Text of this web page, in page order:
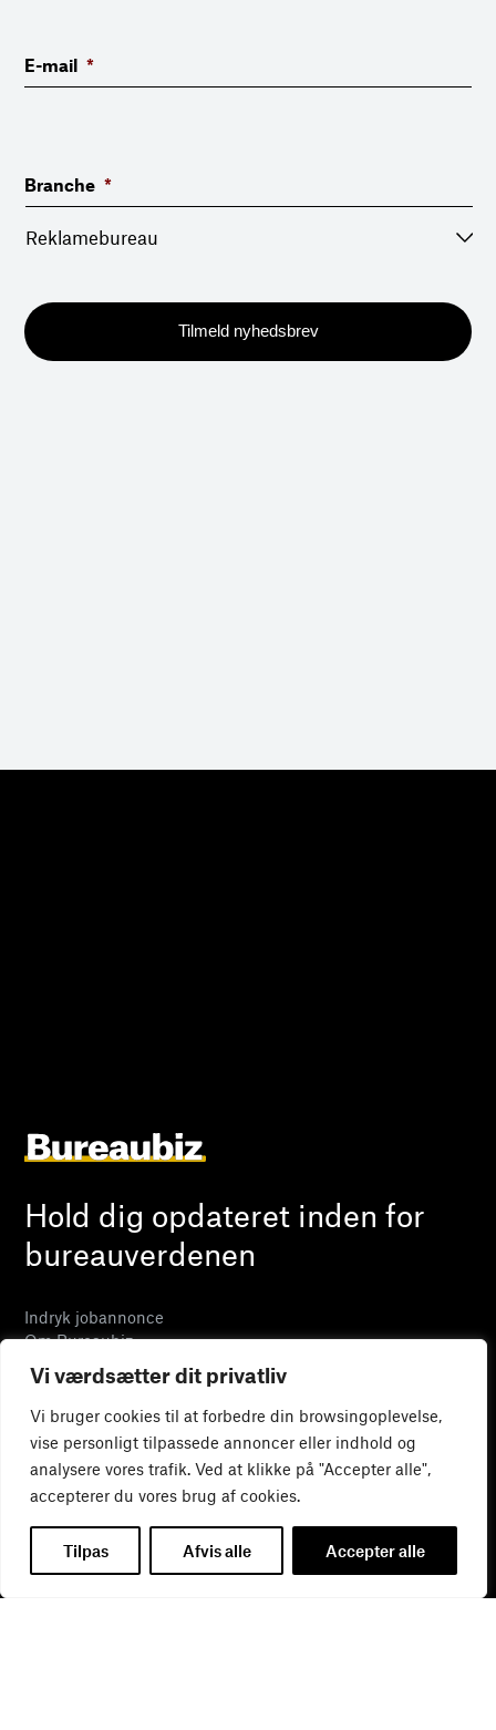
Vi værdsætter dit privatliv
Vi bruger cookies til at forbedre din browsingoplevelse,
vise personligt tilpassede annoncer eller indhold og
analysere vores trafik. Ved at klikke på "Accepter alle",
accepterer du vores brug af cookies.
Tilpas Afvis alle Accepter alle
E-mail *
Branche *
Hold dig opdateret inden for
bureauverdenen
Indryk jobannonce
Om Bureaubiz
Facebook
Pia Osbæck
Redaktør
24 27 32 38